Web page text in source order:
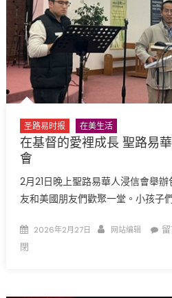
筝声与琴韵交汇：刘励(Li
与钢琴的精彩对话
圣路易时报 在美生活
在基督的愛裡成長 聖路易
會
2月21日晚上聖路易華人浸信會舉
友和美國朋友們歡聚一堂。小孩子
Posted
2026年2月27日 Author
网站编辑
在
閉